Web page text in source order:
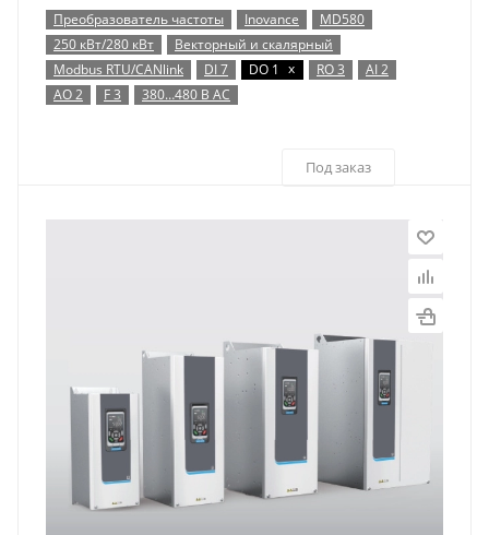
Преобразователь частоты Inovance
MD580
250 кВт/280 кВт
Векторный и скалярный
Modbus RTU/CANlink
DI 7 DO 1 x RO 3
AI 2
AO 2
F 3 380…480 В AC
Под заказ